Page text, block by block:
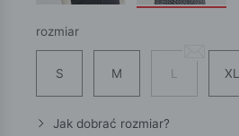
rozmiar
S M L XL
Jak dobrać rozmiar?